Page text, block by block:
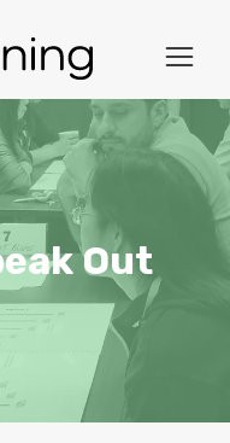
Out